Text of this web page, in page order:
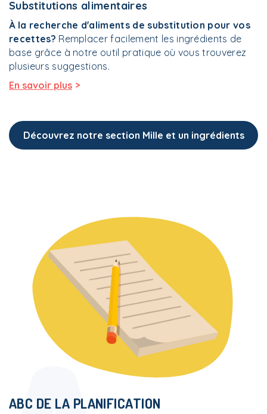
Substitutions alimentaires
À la recherche d'aliments de substitution pour vos
recettes? Remplacer facilement les ingrédients de
base grâce à notre outil pratique où vous trouverez
plusieurs suggestions.
En savoir plus >
Découvrez notre section Mille et un ingrédients
ABC DE LA PLANIFICATION